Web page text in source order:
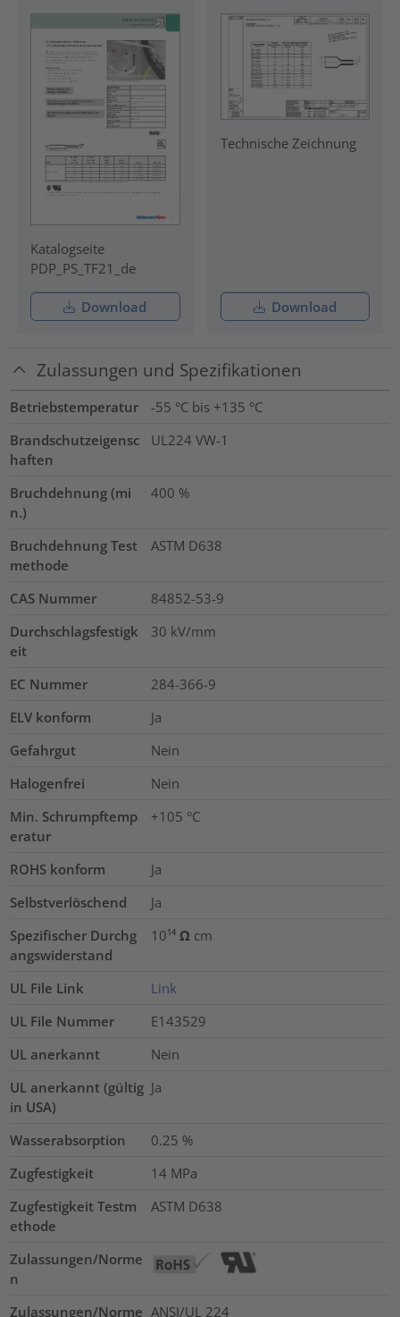
Katalogseite
PDP_PS_TF21_de
Download
Technische Zeichnung
Download
Zulassungen und Spezifikationen
Betriebstemperatur
-55 °C bis +135 °C
Brandschutzeigensc
haften
UL224 VW-1
Bruchdehnung (mi
n.)
400 %
Bruchdehnung Test
methode
ASTM D638
CAS Nummer
84852-53-9
Durchschlagsfestigk
eit
30 kV/mm
EC Nummer
284-366-9
ELV konform
Ja
Gefahrgut
Nein
Halogenfrei
Nein
Min. Schrumpftemp
eratur
+105 °C
ROHS konform
Ja
Selbstverlöschend
Ja
Spezifischer Durchg
angswiderstand
10¹⁴ Ω cm
UL File Link
Link
UL File Nummer
E143529
UL anerkannt
Nein
UL anerkannt (gültig
in USA)
Ja
Wasserabsorption 0.25 %
Zugfestigkeit
14 MPa
Zugfestigkeit Testm
ethode
ASTM D638
Zulassungen/Norme
n
Zulassungen/Norme ANSI/UL 224